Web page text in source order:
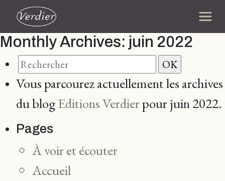
Monthly Archives: juin 2022
Vous parcourez actuellement les archives
du blogEditions Verdierpour juin 2022.
Pages
À voir et écouter
Accueil